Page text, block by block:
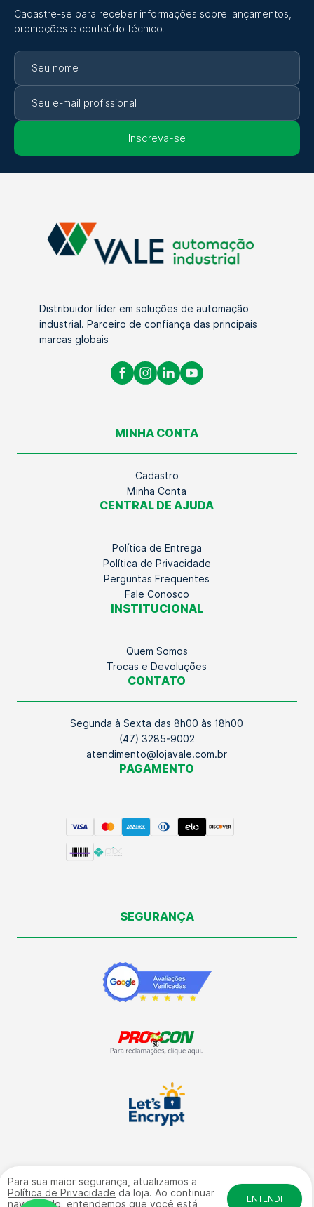
Para sua maior segurança, atualizamos a
Política de Privacidade da loja. Ao continuar
navegando, entendemos que você está
ENTENDI
Cadastre-se para receber informações sobre lançamentos,
promoções e conteúdo técnico.
Inscreva-se
Distribuidor líder em soluções de automação
industrial. Parceiro de confiança das principais
marcas globais
MINHA CONTA
Cadastro
Minha Conta
CENTRAL DE AJUDA
Política de Entrega
Política de Privacidade
Perguntas Frequentes
Fale Conosco
INSTITUCIONAL
Quem Somos
Trocas e Devoluções
CONTATO
Segunda à Sexta das 8h00 às 18h00
(47) 3285-9002
atendimento@lojavale.com.br
PAGAMENTO
SEGURANÇA
Vale Automação Industrial LTDA | CNPJ: 09.504.672/0001-09 | Rua:
General Osório, 4584 - Galpão 17 fundos - Sala 01 Bairro: Salto